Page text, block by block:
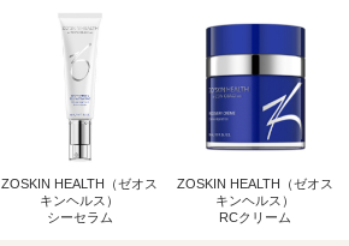
ZOSKIN HEALTH（ゼオス
キンヘルス）
シーセラム
ZOSKIN HEALTH（ゼオス
キンヘルス）
RCクリーム